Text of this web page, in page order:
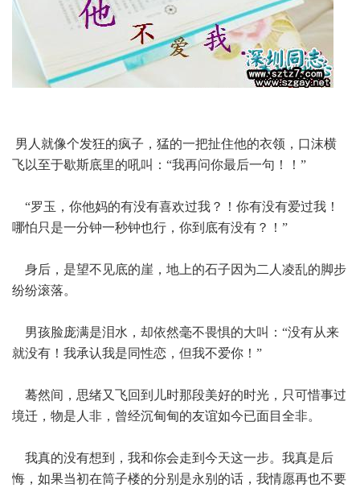
男人就像个发狂的疯子，猛的一把扯住他的衣领，口沫横
飞以至于歇斯底里的吼叫：“我再问你最后一句！！”
“罗玉，你他妈的有没有喜欢过我？！你有没有爱过我！
哪怕只是一分钟一秒钟也行，你到底有没有？！”
身后，是望不见底的崖，地上的石子因为二人凌乱的脚步
纷纷滚落。
男孩脸庞满是泪水，却依然毫不畏惧的大叫：“没有从来
就没有！我承认我是同性恋，但我不爱你！”
蓦然间，思绪又飞回到儿时那段美好的时光，只可惜事过
境迁，物是人非，曾经沉甸甸的友谊如今已面目全非。
我真的没有想到，我和你会走到今天这一步。我真是后
悔，如果当初在筒子楼的分别是永别的话，我情愿再也不要